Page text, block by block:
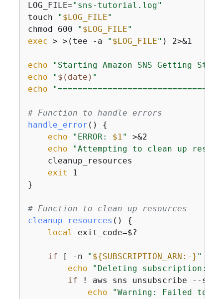
LOG_FILE="sns-tutorial.log"
touch
" $LOG_FILE"
chmod 600
" $LOG_FILE"
exec > >(tee -a " $LOG_FILE" ) 2>&1
echo
"Starting Amazon SNS Getting
echo
" $(date) "
echo
# Function to handle errors
handle_error () {
echo
"ERROR: $1"
>&2
echo
"Attempting to clean up
    cleanup_resources
exit 1
}
# Function to clean up resources
cleanup_resources () {
local exit_code=$?
if [ -n " ${SUBSCRIPTION_ARN:-} "
echo
"Deleting subscription:
if ! aws sns unsubscribe --
echo
"Warning: Failed to